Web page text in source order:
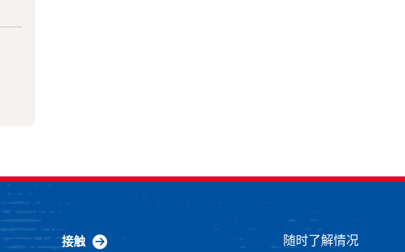
接触 随时了解情况